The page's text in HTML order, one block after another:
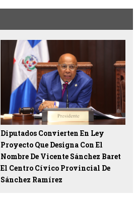
Diputados Convierten En Ley
Proyecto Que Designa Con El
Nombre De Vicente Sánchez Baret
El Centro Cívico Provincial De
Sánchez Ramírez